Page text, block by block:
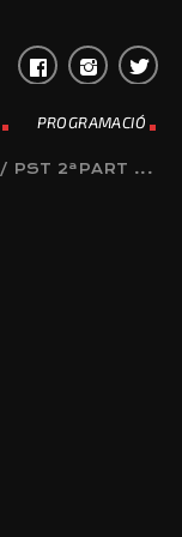
PROGRAMACIÓ
/ PST 2ªPART ...